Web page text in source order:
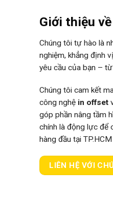
Giới thiệu
Chúng tôi tự hào là
nghiệm, khẳng định
yêu cầu của bạn –
Chúng tôi cam kết
công nghệ in offset
góp phần nâng tầm
chính là động lực để
hàng đầu tại
LIÊN HỆ VỚI